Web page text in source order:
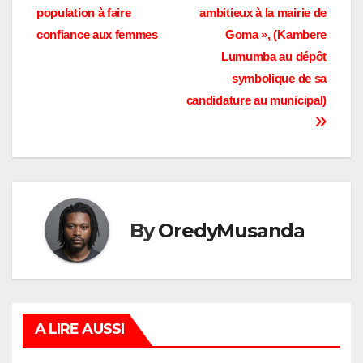
par cette
jeunesse. Plus de dix
candidats se sont déjà
de
l’article
ambitieux à la mairie de
Goma », (Kambere
Lumumba au dépôt
symbolique de sa
candidature au municipal)
population à faire
confiance aux femmes
ByOredyMusanda
A LIRE AUSSI